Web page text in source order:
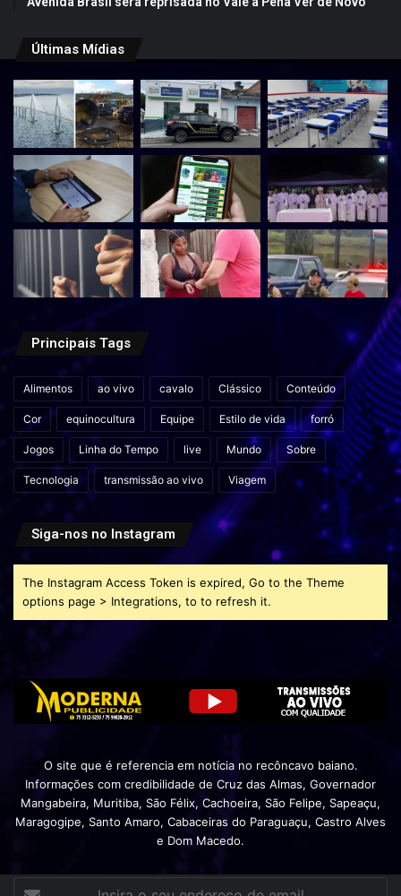
Últimas Mídias
Principais Tags
Alimentos ao vivo cavalo Clássico Conteúdo
Cor equinocultura Equipe Estilo de vida forró
Jogos Linha do Tempo live Mundo Sobre
Tecnologia transmissão ao vivo Viagem
Siga-nos no Instagram
The Instagram Access Token is expired, Go to the Theme
options page > Integrations, to to refresh it.
O site que é referencia em notícia no recôncavo baiano.
Informações com credibilidade de Cruz das Almas, Governador
Mangabeira, Muritiba, São Félix, Cachoeira, São Felipe, Sapeaçu,
Maragogipe, Santo Amaro, Cabaceiras do Paraguaçu, Castro Alves
e Dom Macedo.